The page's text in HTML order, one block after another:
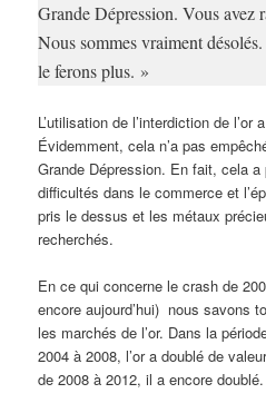
Grande Dépression. Vous avez
Nous sommes vraiment
le ferons plus. »
L’utilisation de l’interdiction de
Évidemment, cela n’a pas
Grande Dépression. En fait, cela
difficultés dans le commerce et
pris le dessus et les métaux
recherchés.
En ce qui concerne le crash de
encore aujourd’hui) nous savons
les marchés de l’or. Dans la
2004 à 2008, l’or a doublé de
de 2008 à 2012, il a encore doublé.